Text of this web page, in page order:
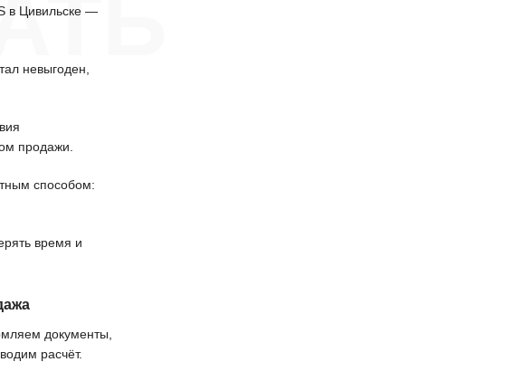
в Цивильске —
невыгоден,
продажи.
способом:
время и
документы,
расчёт.